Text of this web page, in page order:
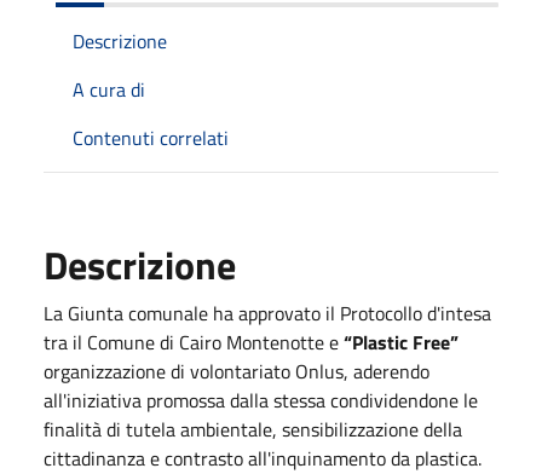
Descrizione
A cura di
Contenuti correlati
Descrizione
La Giunta comunale ha approvato il Protocollo d'intesa
tra il Comune di Cairo Montenotte e“Plastic Free”
organizzazione di volontariato Onlus, aderendo
all'iniziativa promossa dalla stessa condividendone le
finalità di tutela ambientale, sensibilizzazione della
cittadinanza e contrasto all'inquinamento da plastica.